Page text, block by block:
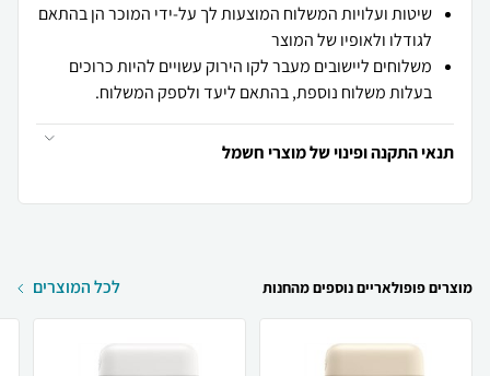
שיטות ועלויות המשלוח המוצעות לך על-ידי המוכר הן בהתאם
לגודלו ולאופיו של המוצר
משלוחים ליישובים מעבר לקו הירוק עשויים להיות כרוכים
בעלות משלוח נוספת, בהתאם ליעד ולספק המשלוח.
תנאי התקנה ופינוי של מוצרי חשמל
מוצרים פופולאריים נוספים מהחנות לכל המוצרים